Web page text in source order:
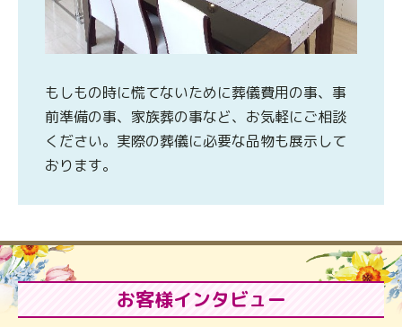
もしもの時に慌てないために葬儀費用の事、事
前準備の事、家族葬の事など、お気軽にご相談
ください。実際の葬儀に必要な品物も展示して
おります。
お客様インタビュー